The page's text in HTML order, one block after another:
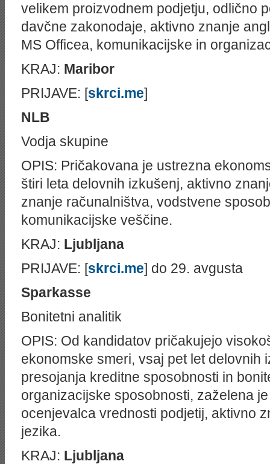
velikem proizvodnem podjetju, odlično
davčne zakonodaje, aktivno znanje
MS Officea, komunikacijske in
KRAJ: Maribor
PRIJAVE: [skrci.me]
NLB
Vodja skupine
OPIS: Pričakovana je ustrezna
štiri leta delovnih izkušenj, aktivno
znanje računalništva, vodstvene
komunikacijske veščine.
KRAJ: Ljubljana
PRIJAVE: [skrci.me] do 29. avgusta
Sparkasse
Bonitetni analitik
OPIS: Od kandidatov pričakujejo
ekonomske smeri, vsaj pet let delovnih
presojanja kreditne sposobnosti in
organizacijske sposobnosti, zaželena
ocenjevalca vrednosti podjetij, aktivno
jezika.
KRAJ: Ljubljana